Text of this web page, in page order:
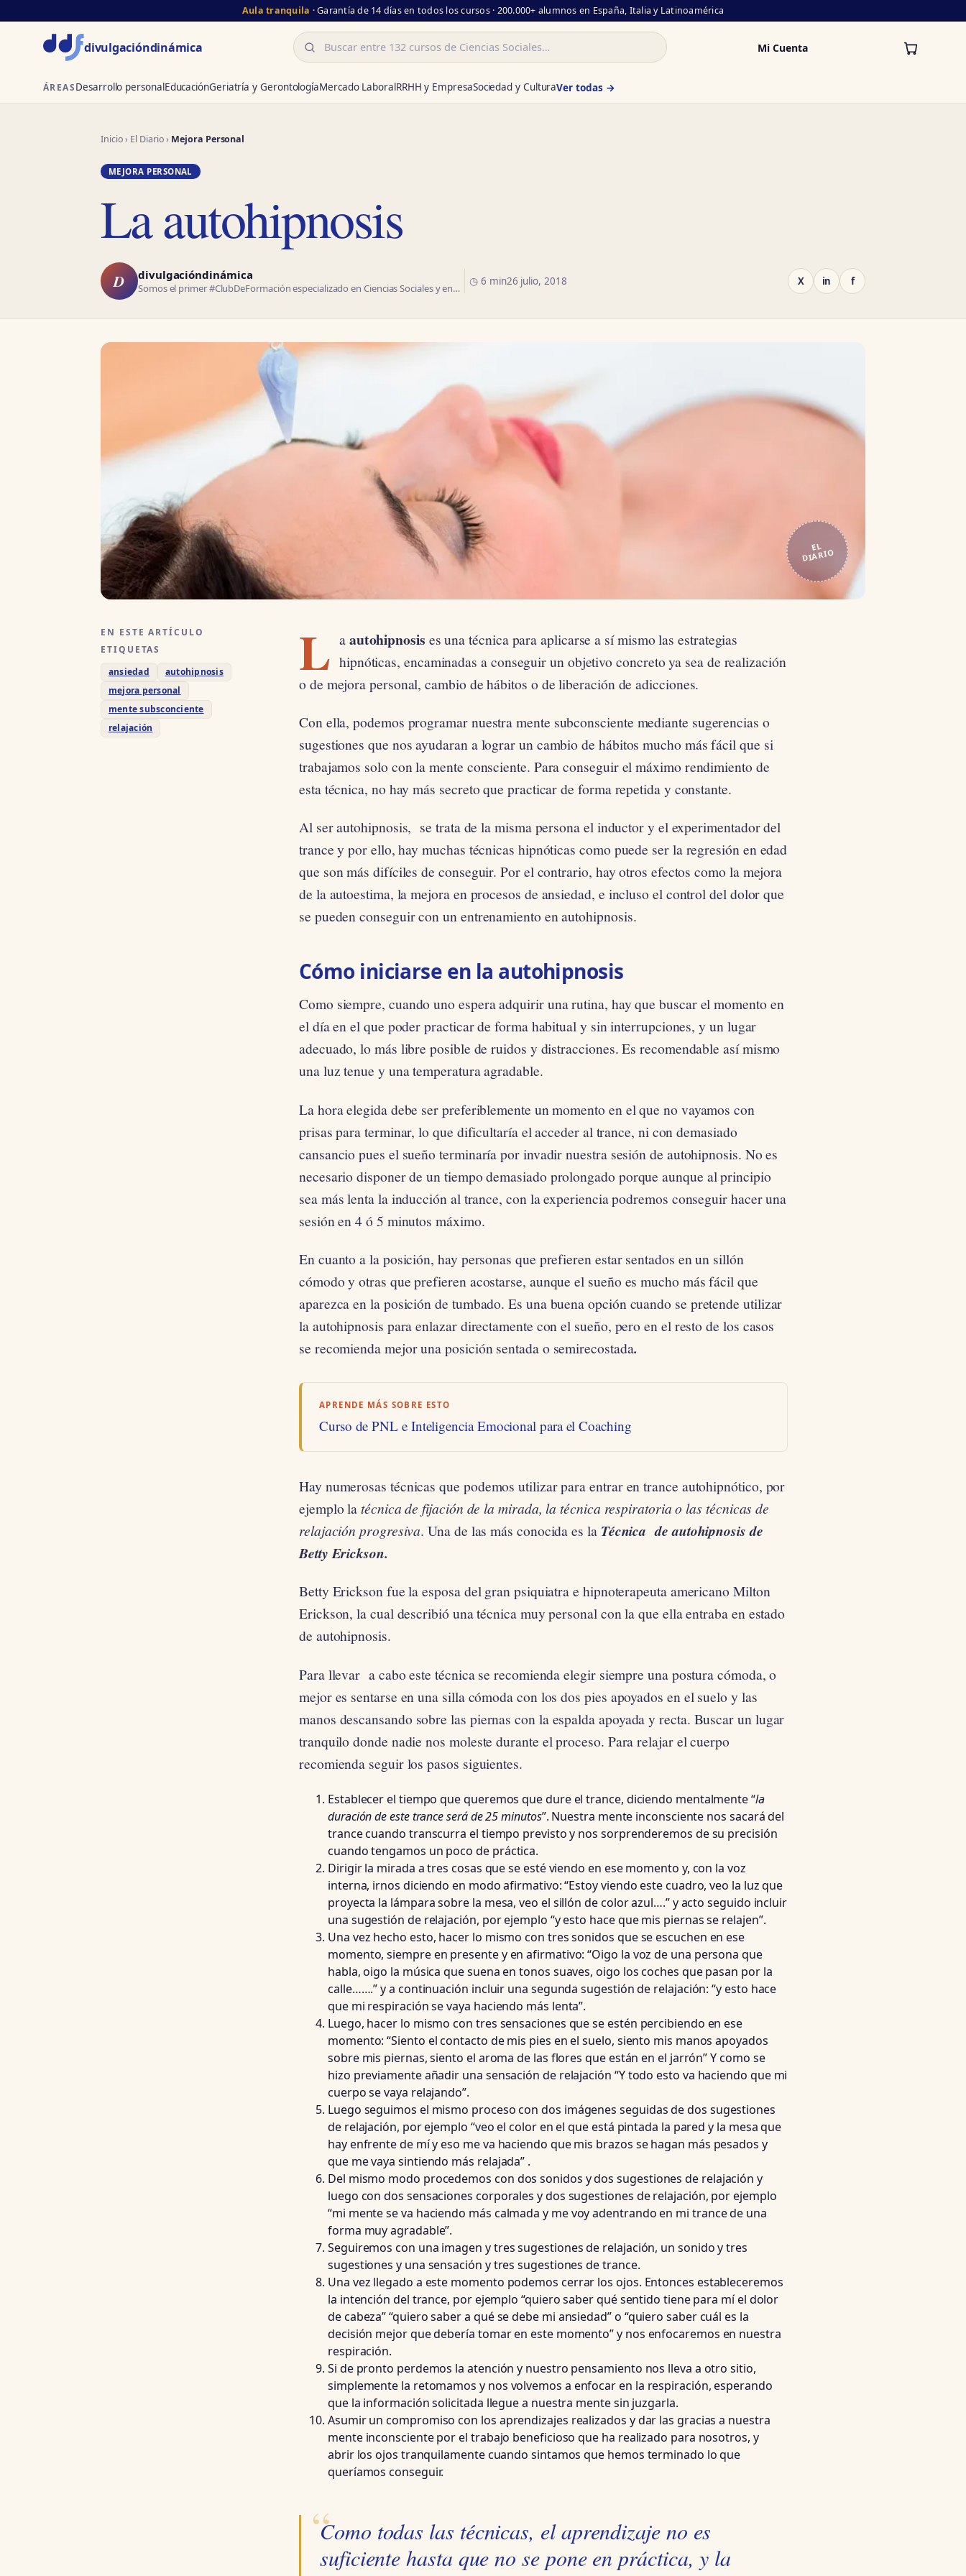
Aula tranquila · Garantía de 14 días en todos los cursos · 200.000+ alumnos en España, Italia y Latinoamérica
divulgacióndinámica Buscar Mi Cuenta
ÁREASDesarrollo personalEducaciónGeriatría y GerontologíaMercado LaboralRRHH y EmpresaSociedad y CulturaVer todas →
Inicio› El Diario› Mejora Personal
MEJORA PERSONAL
La autohipnosis
D divulgacióndinámica
Somos el primer #ClubDeFormación especializado en Ciencias Sociales y en…
◷ 6 min26 julio, 2018 X in f
EL
DIARIO
EN ESTE ARTÍCULO
ETIQUETAS
ansiedad
autohipnosis
mejora personal
mente subsconciente
relajación
L aautohipnosis es una técnica para aplicarse a sí mismo las estrategias
hipnóticas, encaminadas a conseguir un objetivo concreto ya sea de realización
o de mejora personal, cambio de hábitos o de liberación de adicciones.
Con ella, podemos programar nuestra mente subconsciente mediante sugerencias o
sugestiones que nos ayudaran a lograr un cambio de hábitos mucho más fácil que si
trabajamos solo con la mente consciente. Para conseguir el máximo rendimiento de
esta técnica, no hay más secreto que practicar de forma repetida y constante.
Al ser autohipnosis, se trata de la misma persona el inductor y el experimentador del
trance y por ello, hay muchas técnicas hipnóticas como puede ser la regresión en edad
que son más difíciles de conseguir. Por el contrario, hay otros efectos como la mejora
de la autoestima, la mejora en procesos de ansiedad, e incluso el control del dolor que
se pueden conseguir con un entrenamiento en autohipnosis.
Cómo iniciarse en la autohipnosis
Como siempre, cuando uno espera adquirir una rutina, hay que buscar el momento en
el día en el que poder practicar de forma habitual y sin interrupciones, y un lugar
adecuado, lo más libre posible de ruidos y distracciones. Es recomendable así mismo
una luz tenue y una temperatura agradable.
La hora elegida debe ser preferiblemente un momento en el que no vayamos con
prisas para terminar, lo que dificultaría el acceder al trance, ni con demasiado
cansancio pues el sueño terminaría por invadir nuestra sesión de autohipnosis. No es
necesario disponer de un tiempo demasiado prolongado porque aunque al principio
sea más lenta la inducción al trance, con la experiencia podremos conseguir hacer una
sesión en 4 ó 5 minutos máximo.
En cuanto a la posición, hay personas que prefieren estar sentados en un sillón
cómodo y otras que prefieren acostarse, aunque el sueño es mucho más fácil que
aparezca en la posición de tumbado. Es una buena opción cuando se pretende utilizar
la autohipnosis para enlazar directamente con el sueño, pero en el resto de los casos
se recomienda mejor una posición sentada o semirecostada.
APRENDE MÁS SOBRE ESTO
Curso de PNL e Inteligencia Emocional para el Coaching
Hay numerosas técnicas que podemos utilizar para entrar en trance autohipnótico, por
ejemplo latécnica de fijación de la mirada, la técnica respiratoria o las técnicas de
relajación progresiva. Una de las más conocida es la Técnica de autohipnosis de
Betty Erickson.
Betty Erickson fue la esposa del gran psiquiatra e hipnoterapeuta americano Milton
Erickson, la cual describió una técnica muy personal con la que ella entraba en estado
de autohipnosis.
Para llevar a cabo este técnica se recomienda elegir siempre una postura cómoda, o
mejor es sentarse en una silla cómoda con los dos pies apoyados en el suelo y las
manos descansando sobre las piernas con la espalda apoyada y recta. Buscar un lugar
tranquilo donde nadie nos moleste durante el proceso. Para relajar el cuerpo
recomienda seguir los pasos siguientes.
Establecer el tiempo que queremos que dure el trance, diciendo mentalmente “la
duración de este trance será de 25 minutos”. Nuestra mente inconsciente nos sacará del
trance cuando transcurra el tiempo previsto y nos sorprenderemos de su precisión
cuando tengamos un poco de práctica.
Dirigir la mirada a tres cosas que se esté viendo en ese momento y, con la voz
interna, irnos diciendo en modo afirmativo: “Estoy viendo este cuadro, veo la luz que
proyecta la lámpara sobre la mesa, veo el sillón de color azul….” y acto seguido incluir
una sugestión de relajación, por ejemplo “y esto hace que mis piernas se relajen”.
Una vez hecho esto, hacer lo mismo con tres sonidos que se escuchen en ese
momento, siempre en presente y en afirmativo: “Oigo la voz de una persona que
habla, oigo la música que suena en tonos suaves, oigo los coches que pasan por la
calle…….” y a continuación incluir una segunda sugestión de relajación: “y esto hace
que mi respiración se vaya haciendo más lenta”.
Luego, hacer lo mismo con tres sensaciones que se estén percibiendo en ese
momento: “Siento el contacto de mis pies en el suelo, siento mis manos apoyados
sobre mis piernas, siento el aroma de las flores que están en el jarrón” Y como se
hizo previamente añadir una sensación de relajación “Y todo esto va haciendo que mi
cuerpo se vaya relajando”.
Luego seguimos el mismo proceso con dos imágenes seguidas de dos sugestiones
de relajación, por ejemplo “veo el color en el que está pintada la pared y la mesa que
hay enfrente de mí y eso me va haciendo que mis brazos se hagan más pesados y
que me vaya sintiendo más relajada” .
Del mismo modo procedemos con dos sonidos y dos sugestiones de relajación y
luego con dos sensaciones corporales y dos sugestiones de relajación, por ejemplo
“mi mente se va haciendo más calmada y me voy adentrando en mi trance de una
forma muy agradable”.
Seguiremos con una imagen y tres sugestiones de relajación, un sonido y tres
sugestiones y una sensación y tres sugestiones de trance.
Una vez llegado a este momento podemos cerrar los ojos. Entonces estableceremos
la intención del trance, por ejemplo “quiero saber qué sentido tiene para mí el dolor
de cabeza” “quiero saber a qué se debe mi ansiedad” o “quiero saber cuál es la
decisión mejor que debería tomar en este momento” y nos enfocaremos en nuestra
respiración.
Si de pronto perdemos la atención y nuestro pensamiento nos lleva a otro sitio,
simplemente la retomamos y nos volvemos a enfocar en la respiración, esperando
que la información solicitada llegue a nuestra mente sin juzgarla.
Asumir un compromiso con los aprendizajes realizados y dar las gracias a nuestra
mente inconsciente por el trabajo beneficioso que ha realizado para nosotros, y
abrir los ojos tranquilamente cuando sintamos que hemos terminado lo que
queríamos conseguir.
Como todas las técnicas, el aprendizaje no es
suficiente hasta que no se pone en práctica, y la